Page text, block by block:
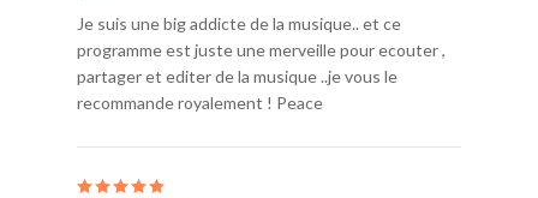
Je suis une big addicte de la musique.. et ce
programme est juste une merveille pour ecouter ,
partager et editer de la musique ..je vous le
recommande royalement ! Peace